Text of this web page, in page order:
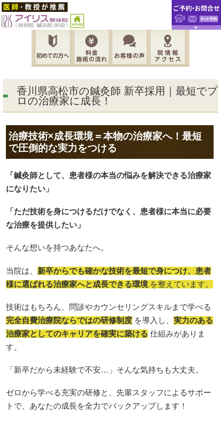
香川県高松市の鍼灸師 新卒採用｜最短でプ
ロの治療家に成長！
治療技術×成長環境＝本物の治療家へ！最短
で圧倒的な実力をつける
「鍼灸師として、患者様の本当の悩みを解決できる治療家
になりたい」
「ただ技術を身につけるだけでなく、患者様に本当に必要
な治療を提供したい」
そんな想いを持つあなたへ。
当院は、 新卒からでも確かな技術を最短で身につけ、患者
様に選ばれる治療家へと成長できる環境 を整えています。
技術はもちろん、問診やカウンセリングスキルまで学べる
完全自費治療院ならではの研修制度 を導入し、 実力のある
治療家としてのキャリアを確実に築ける 仕組みがありま
す。
「新卒だから未経験で不安…」そんな気持ちも大丈夫。
ゼロから学べる充実の研修と、先輩スタッフによるサポー
トで、あなたの成長を全力でバックアップします！